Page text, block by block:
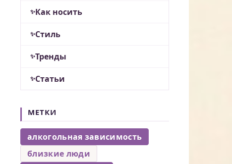
Как носить
Стиль
Тренды
Статьи
МЕТКИ
алкогольная зависимость
близкие люди